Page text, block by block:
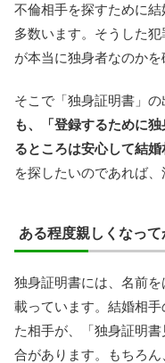
不倫相手を探すために
多数います。そうした
が本当に独身者なのかを
そこで「独身証明書」の
も、「登録するために
るところは安心して結婚
を探したいのであれば、
ある程度親しくなっ
独身証明書には、名前
載っています。結婚相
た相手が、「独身証明
合があります。もちろ